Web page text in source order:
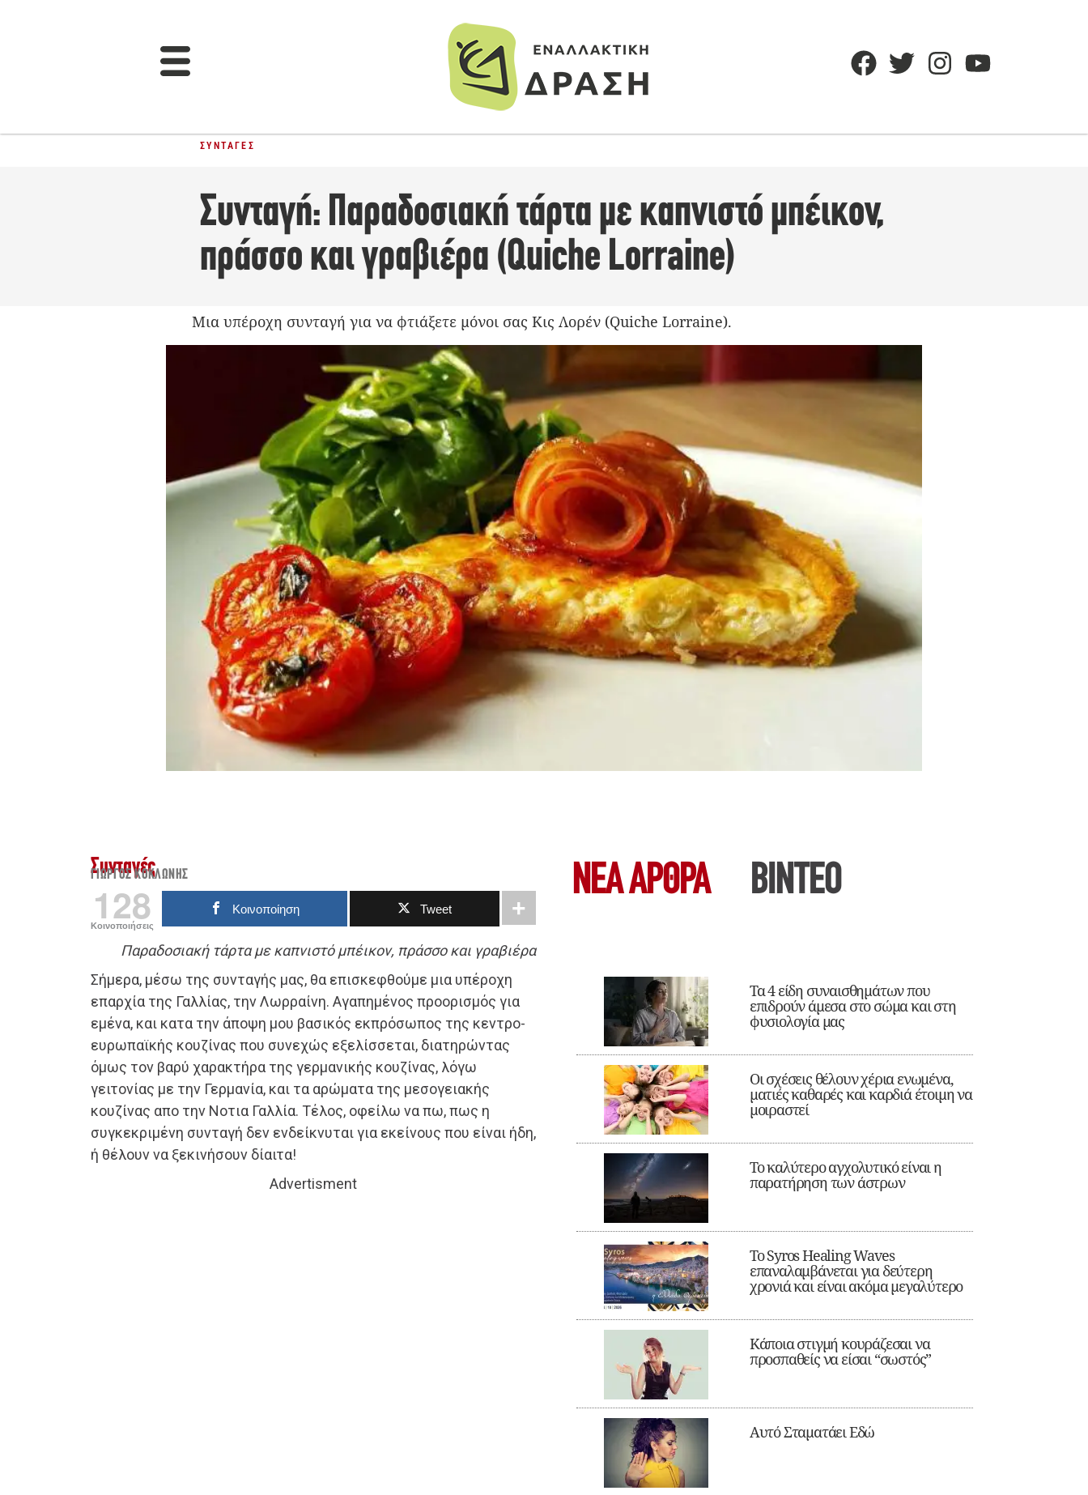
ΣΥΝΤΑΓΈΣ
Συνταγή: Παραδοσιακή τάρτα με καπνιστό μπέικον,
πράσσο και γραβιέρα (Quiche Lorraine)
Μια υπέροχη συνταγή για να φτιάξετε μόνοι σας Κις Λορέν (Quiche Lorraine).
Συνταγές
ΓΙΏΡΓΟΣ ΚΟΚΛΏΝΗΣ
128
Κοινοποιήσεις
Κοινοποίηση Tweet
Παραδοσιακή τάρτα με καπνιστό μπέικον, πράσσο και γραβιέρα
Σήμερα, μέσω της συνταγής μας, θα επισκεφθούμε μια υπέροχη
επαρχία της Γαλλίας, την Λωρραίνη. Αγαπημένος προορισμός για
εμένα, και κατα την άποψη μου βασικός εκπρόσωπος της κεντρο-
ευρωπαϊκής κουζίνας που συνεχώς εξελίσσεται, διατηρώντας
όμως τον βαρύ χαρακτήρα της γερμανικής κουζίνας, λόγω
γειτονίας με την Γερμανία, και τα αρώματα της μεσογειακής
κουζίνας απο την Νοτια Γαλλία. Τέλος, οφείλω να πω, πως η
συγκεκριμένη συνταγή δεν ενδείκνυται για εκείνους που είναι ήδη,
ή θέλουν να ξεκινήσουν δίαιτα!
Advertisment
ΝΕΑ ΆΡΘΡΑ ΒΙΝΤΕΟ
Τα 4 είδη συναισθημάτων που
επιδρούν άμεσα στο σώμα και στη
φυσιολογία μας
Οι σχέσεις θέλουν χέρια ενωμένα,
ματιές καθαρές και καρδιά έτοιμη να
μοιραστεί
Το καλύτερο αγχολυτικό είναι η
παρατήρηση των άστρων
Το Syros Healing Waves
επαναλαμβάνεται για δεύτερη
χρονιά και είναι ακόμα μεγαλύτερο
Κάποια στιγμή κουράζεσαι να
προσπαθείς να είσαι “σωστός”
Αυτό Σταματάει Εδώ